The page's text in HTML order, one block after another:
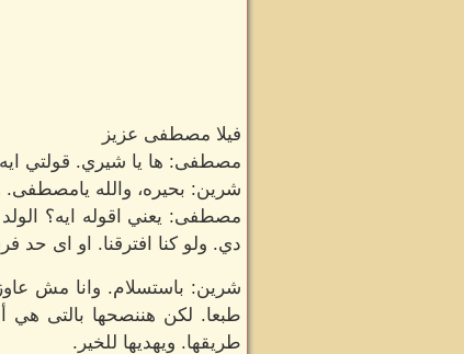
فيلا مصطفى عزيز
مصطفى: ها يا شيري. قولتي
شرين: بحيره، والله
مصطفى: يعني اقوله ايه؟
دي. ولو كنا افترقنا. او اى حد
شرين: باستسلام. وانا مش
طبعا. لكن هننصحها بالتى هي
طريقها. ويهديها للخير.